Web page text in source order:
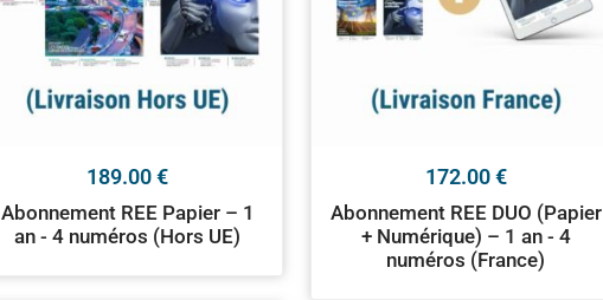
189.00€
Abonnement REE Papier – 1
an - 4 numéros (Hors UE)
172.00€
Abonnement REE DUO (Papier
+ Numérique) – 1 an - 4
numéros (France)